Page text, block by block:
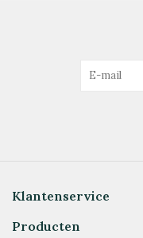
Klantenservice
Producten